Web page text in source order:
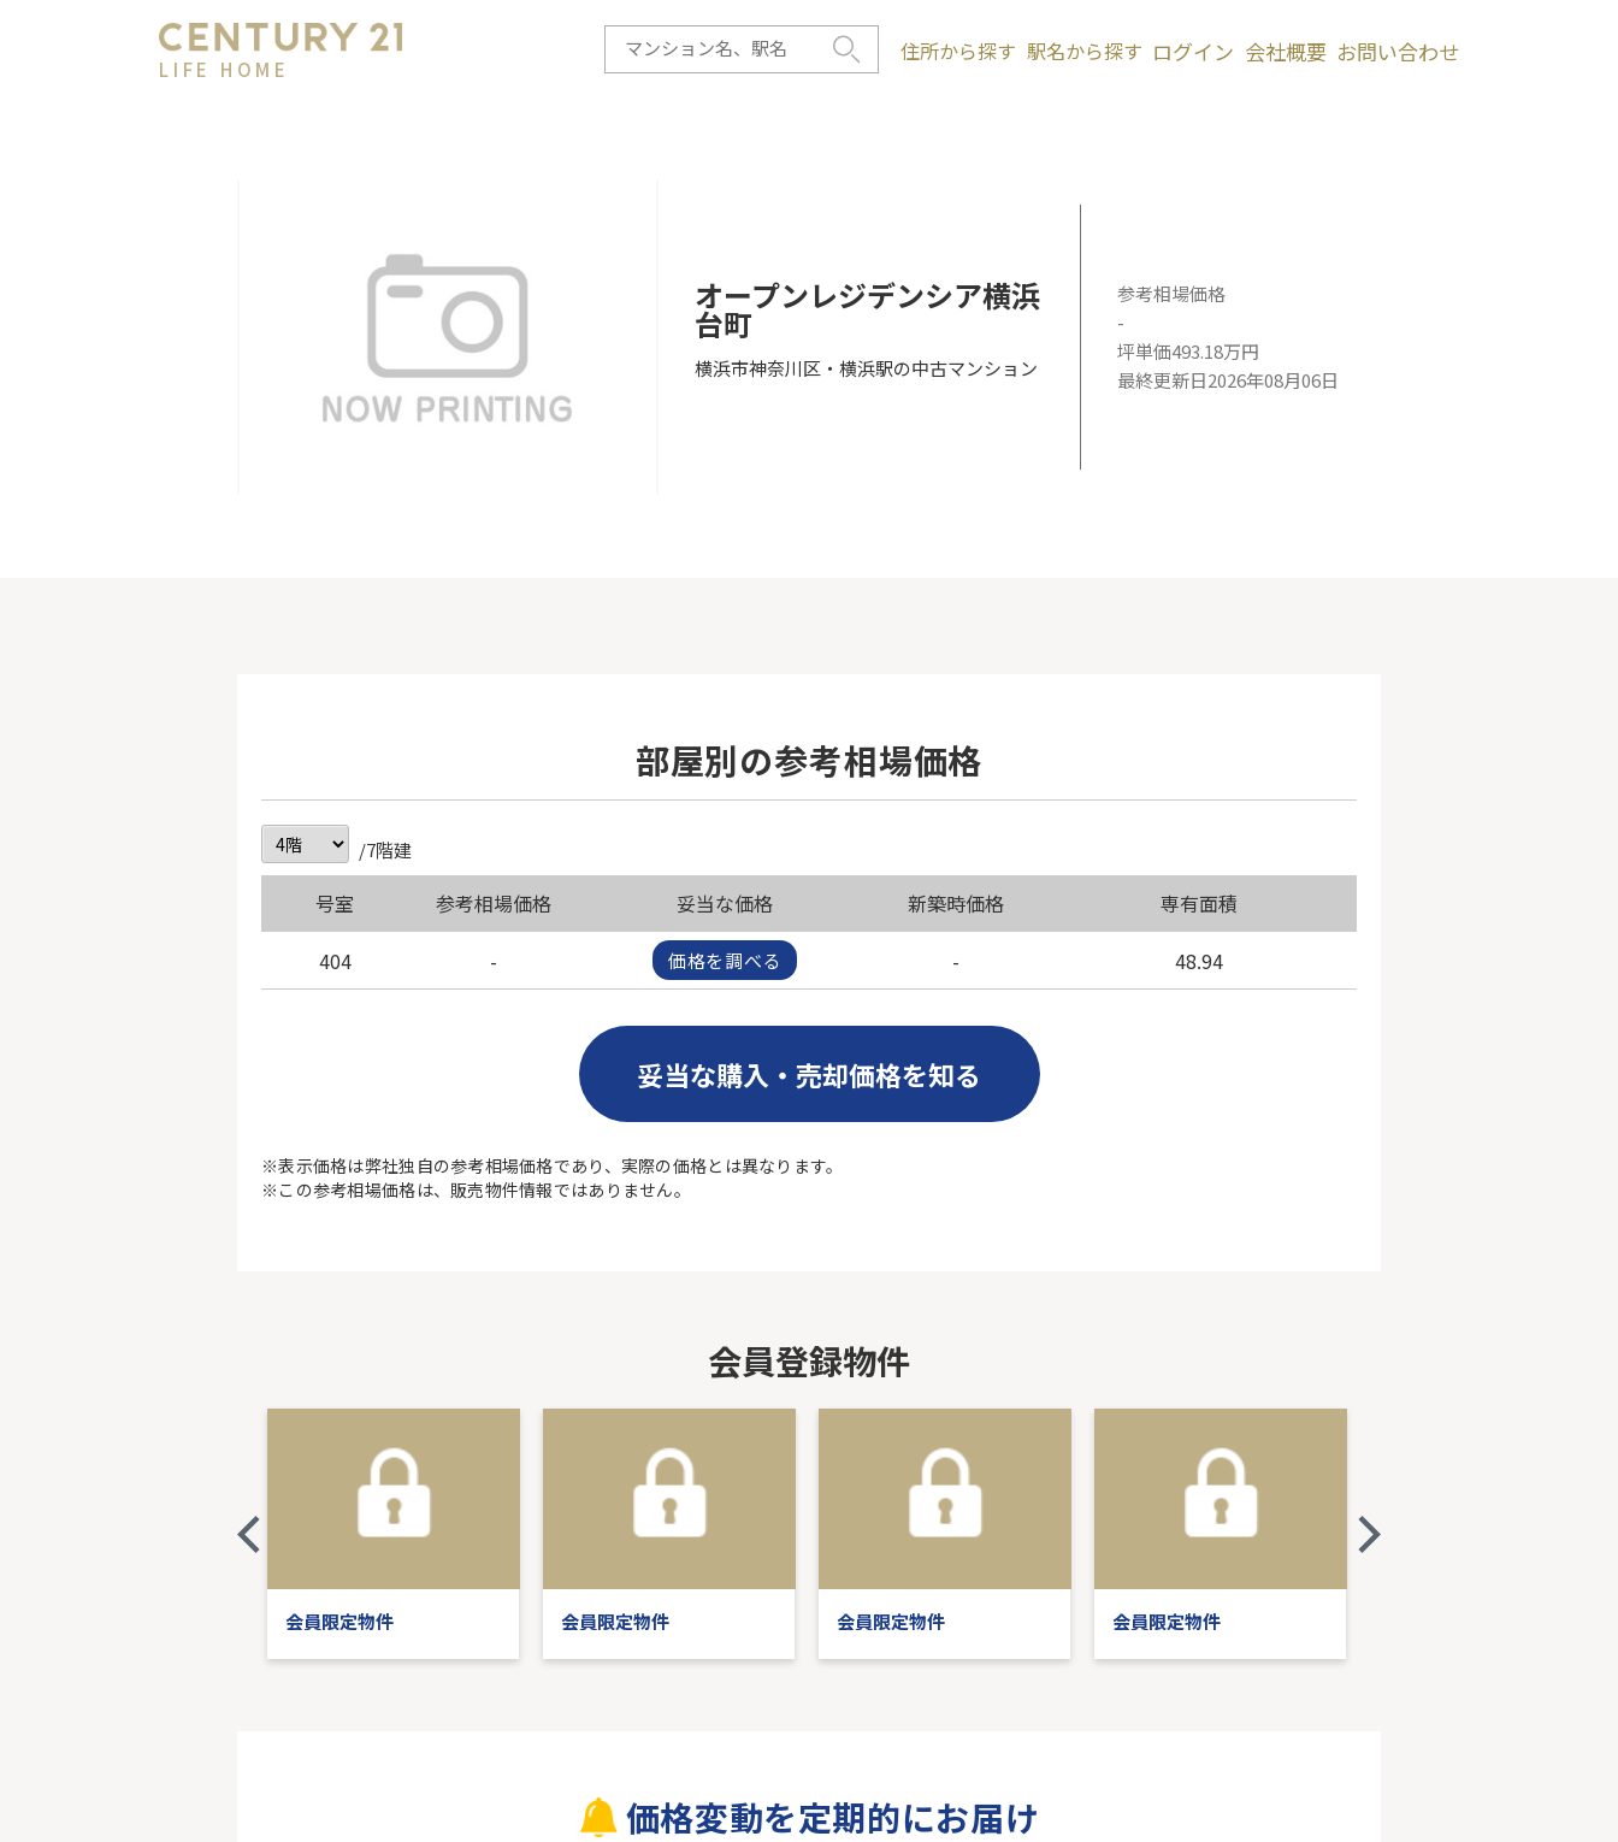
LIFE HOME
住所から探す 駅名から探す ログイン 会社概要 お問い合わせ
オープンレジデンシア横浜
台町
横浜市神奈川区・横浜駅の中古マンション
参考相場価格
-
坪単価493.18万円
最終更新日2026年08月06日
部屋別の参考相場価格
/7階建
号室 参考相場価格 妥当な価格 新築時価格
専有面積
404
- 価格を調べる - 48.94
妥当な購入・売却価格を知る
※表示価格は弊社独自の参考相場価格であり、実際の価格とは異なります。
※この参考相場価格は、販売物件情報ではありません。
会員登録物件
会員限定物件 会員限定物件 会員限定物件 会員限定物件
価格変動を定期的にお届け